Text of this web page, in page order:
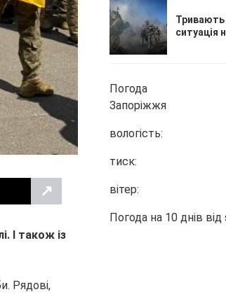
↗
І також із
Рядові,
Тривають
ситуація
Погода
Запоріжжя
вологість:
тиск:
вітер:
Погода на 10 днів від